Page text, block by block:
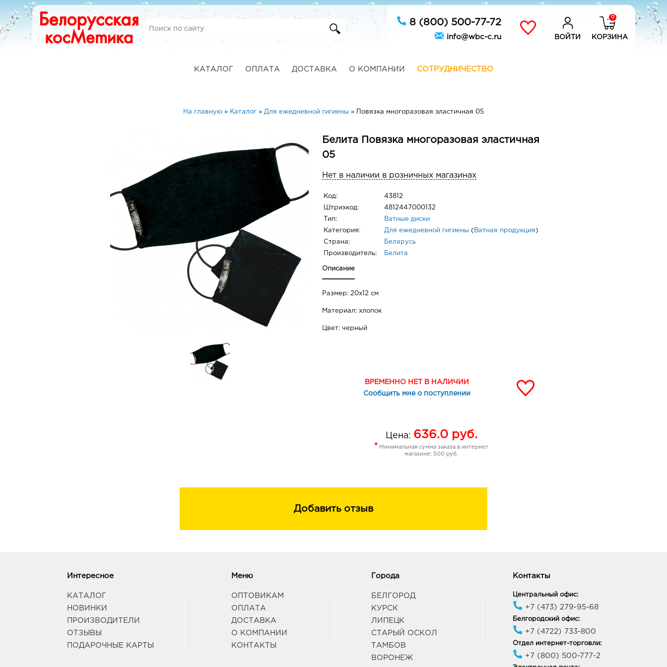
8 (800) 500-77-72
info@wbc-c.ru ВОЙТИ
0
КОРЗИНА
КАТАЛОГ ОПЛАТА ДОСТАВКА О КОМПАНИИ СОТРУДНИЧЕСТВО
На главную » Каталог » Для ежедневной гигиены » Повязка многоразовая эластичная 05
Белита Повязка многоразовая эластичная
05
Нет в наличии в розничных магазинах
Код: 43812
Штрихкод: 4812447000132
Тип: Ватные диски
Категория: Для ежедневной гигиены ( Ватная продукция )
Страна: Беларусь
Производитель: Белита
Описание
Размер: 20х12 см
Материал: хлопок
Цвет: черный
ВРЕМЕННО НЕТ В НАЛИЧИИ
Сообщить мне о поступлении
Цена: 636.0руб.
* Минимальная сумма заказа в интернет
магазине: 500 руб.
Добавить отзыв
Интересное
КАТАЛОГ
НОВИНКИ
ПРОИЗВОДИТЕЛИ
ОТЗЫВЫ
ПОДАРОЧНЫЕ КАРТЫ
Меню
ОПТОВИКАМ
ОПЛАТА
ДОСТАВКА
О КОМПАНИИ
КОНТАКТЫ
Города
БЕЛГОРОД
КУРСК
ЛИПЕЦК
СТАРЫЙ ОСКОЛ
ТАМБОВ
ВОРОНЕЖ
Контакты
Центральный офис:
+7 (473) 279-95-68
Белгородский офис:
+7 (4722) 733-800
Отдел интернет-торговли:
+7 (800) 500-777-2